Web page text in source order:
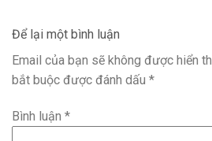
Để lại một bình luận
Email của bạn sẽ không được hiển
bắt buộc được đánh dấu *
Bình luận *